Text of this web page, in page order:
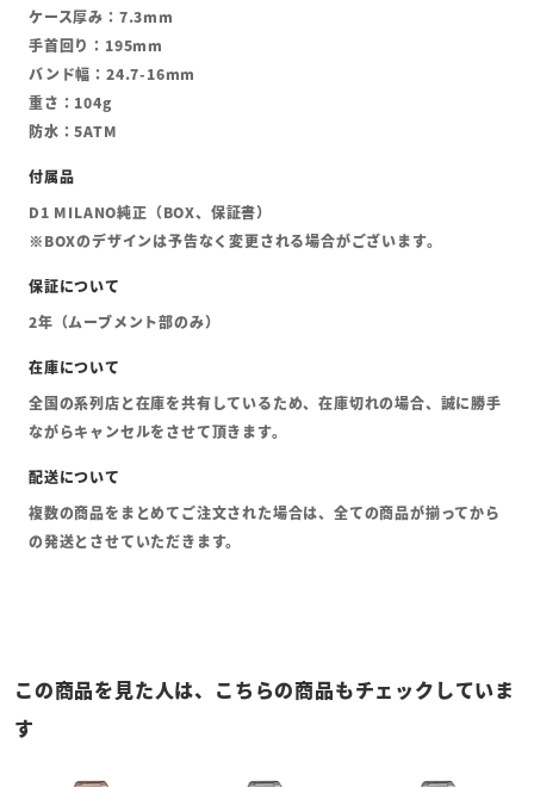
ケース厚み：7.3mm
手首回り：195mm
バンド幅：24.7-16mm
重さ：104g
防水：5ATM
D1 MILANO純正（BOX、保証書）
※BOXのデザインは予告なく変更される場合がございます。
2年（ムーブメント部のみ）
全国の系列店と在庫を共有しているため、在庫切れの場合、誠に勝手
ながらキャンセルをさせて頂きます。
複数の商品をまとめてご注文された場合は、全ての商品が揃ってから
の発送とさせていただきます。
この商品を見た人は、こちらの商品もチェックしていま
す